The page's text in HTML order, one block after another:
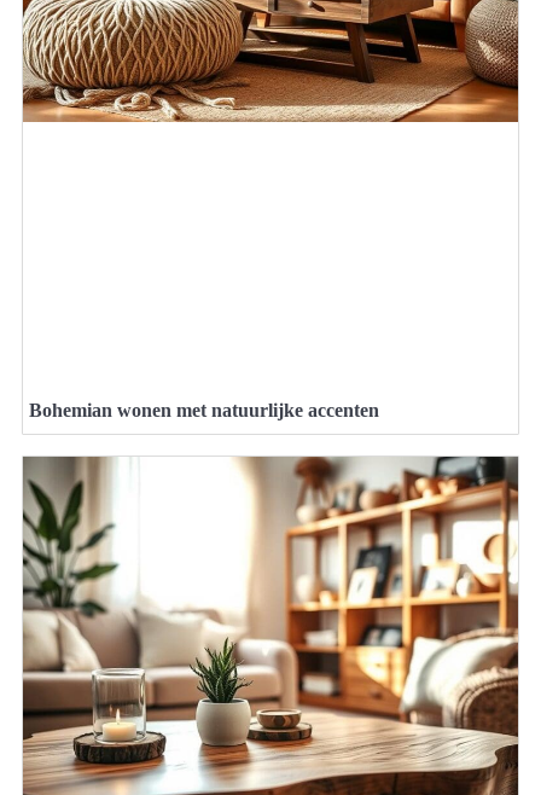
Bohemian wonen met natuurlijke accenten